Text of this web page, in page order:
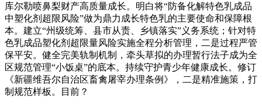
库尔勒喷鼻梨财产高质量成长。明白将“防备化解特色乳成品
中塑化剂超限风险”做为鼎力成长特色乳的主要使命和保障根
本。建立“州级统筹、县市从责、乡镇落实”义务系统；针对特
色乳成品塑化剂超限量风险实施全程分析管理，二是过程严管
保平安。健全完美轨制机制，牵头草拟的办理暂行法子成为全
区规范管理“小饭桌”的底本。持续守护青少年健康成长。修订
《新疆维吾尔自治区畜禽屠宰办理条例》，二是精准施策，打
制规范样板。目前？